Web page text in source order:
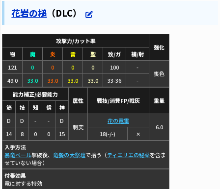
花岩の槌 （DLC）
攻撃力/カット率
強化
物
魔 炎 雷 聖 致/ガ
補/射
121
0 0 0 0 100
-
喪色
49.0
33.0 33.0 33.0 33.0 33-36
-
能力補正/必要能力
属性
戦技/消費FP/戦灰
重量
筋
技 知 信
神
D
D - -
D
刺突
花の竜雷
6.0
14
8 0 0 15 18(-/-)
✕
入手方法
暴竜ベール撃破後、 竜餐の大祭壇で拾う（ティエリエの秘薬を含ま
せていない場合）
付帯効果
竜に対する特効